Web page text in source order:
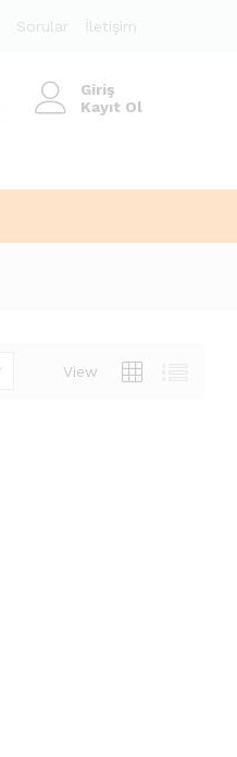
Sorular İletişim
Giriş
Kayıt Ol
View